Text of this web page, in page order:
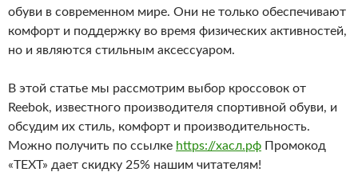
обуви в современном мире. Они не только обеспечивают
комфорт и поддержку во время физических активностей,
но и являются стильным аксессуаром.
В этой статье мы рассмотрим выбор кроссовок от
Reebok, известного производителя спортивной обуви, и
обсудим их стиль, комфорт и производительность.
Можно получить по ссылке https://хасл.рф Промокод
«TEXT» дает скидку 25% нашим читателям!